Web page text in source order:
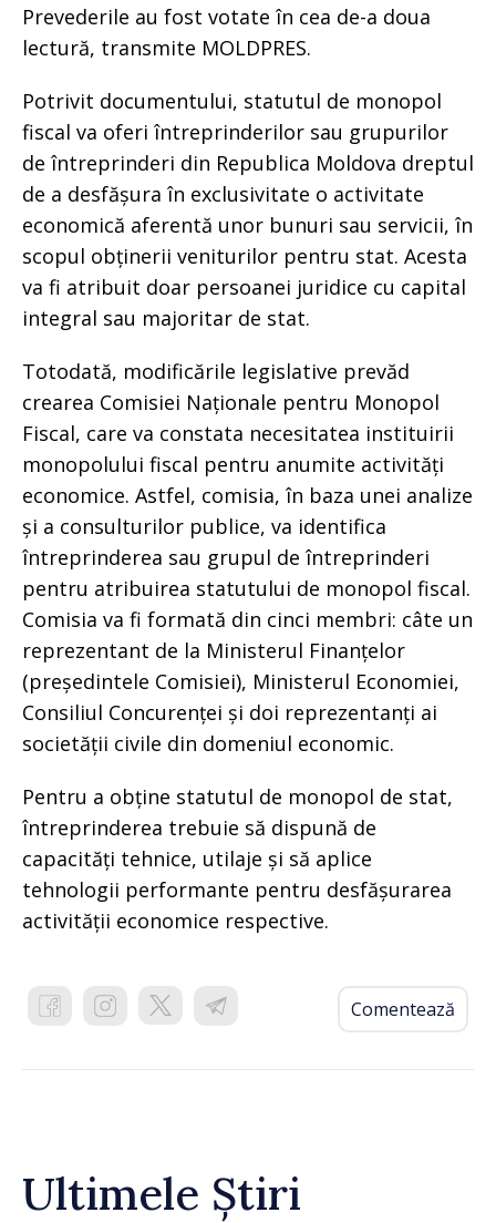
Prevederile au fost votate în cea de-a doua
lectură, transmite MOLDPRES.
Potrivit documentului, statutul de monopol
fiscal va oferi întreprinderilor sau grupurilor
de întreprinderi din Republica Moldova dreptul
de a desfășura în exclusivitate o activitate
economică aferentă unor bunuri sau servicii, în
scopul obținerii veniturilor pentru stat. Acesta
va fi atribuit doar persoanei juridice cu capital
integral sau majoritar de stat.
Totodată, modificările legislative prevăd
crearea Comisiei Naționale pentru Monopol
Fiscal, care va constata necesitatea instituirii
monopolului fiscal pentru anumite activități
economice. Astfel, comisia, în baza unei analize
și a consulturilor publice, va identifica
întreprinderea sau grupul de întreprinderi
pentru atribuirea statutului de monopol fiscal.
Comisia va fi formată din cinci membri: câte un
reprezentant de la Ministerul Finanțelor
(președintele Comisiei), Ministerul Economiei,
Consiliul Concurenței și doi reprezentanți ai
societății civile din domeniul economic.
Pentru a obține statutul de monopol de stat,
întreprinderea trebuie să dispună de
capacități tehnice, utilaje și să aplice
tehnologii performante pentru desfășurarea
activității economice respective.
Comentează
Ultimele Știri